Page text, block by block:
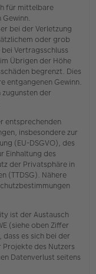
für mittelbare
bei der Verletzung
oder grob
Vertragsschluss
Übrigen der Höhe
begrenzt. Dies
entgangenen Gewinn.
der
entsprechenden
insbesondere zur
(EU-DSGVO), des
Einhaltung des
der Privatsphäre in
(TTDSG). Nähere
ist der Austausch
(siehe oben Ziffer
es sich bei der
Projekte des Nutzers
Datenverlust seitens